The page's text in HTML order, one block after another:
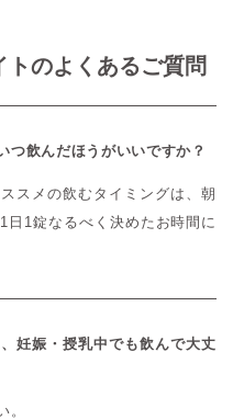
のよくあるご質問
つ飲んだほうがいいですか？
スメの飲むタイミングは、朝
1錠なるべく決めたお時間に
妊娠・授乳中でも飲んで大丈
。